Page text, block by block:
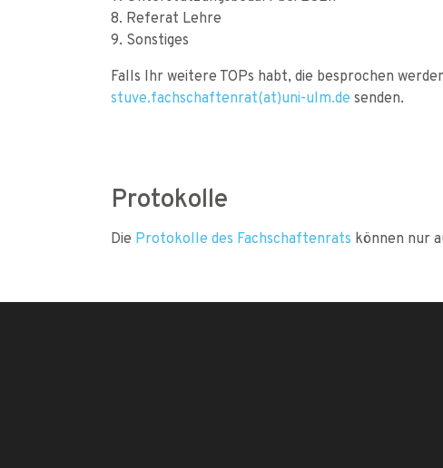
8. Referat Lehre
9. Sonstiges
Falls Ihr weitere TOPs habt, die besprochen
stuve.fachschaftenrat(at)uni-ulm.de senden.
Protokolle
Die Protokolle des Fachschaftenrats können nur